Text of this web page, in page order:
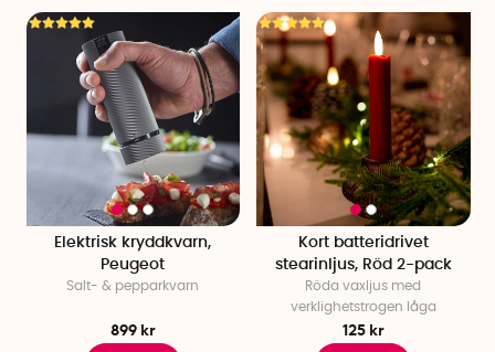
Elektrisk kryddkvarn,
Peugeot
Salt- & pepparkvarn
899 kr
Kort batteridrivet
stearinljus, Röd 2-pack
Röda vaxljus med
verklighetstrogen låga
125 kr